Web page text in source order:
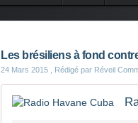
Les brésiliens à fond
24 Mars 2015 , Rédigé par Réveil